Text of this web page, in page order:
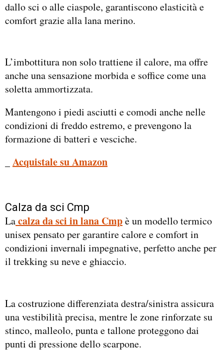
dallo sci o alle ciaspole, garantiscono elasticità e
comfort grazie alla lana merino.
L’imbottitura non solo trattiene il calore, ma offre
anche una sensazione morbida e soffice come una
soletta ammortizzata.
Mantengono i piedi asciutti e comodi anche nelle
condizioni di freddo estremo, e prevengono la
formazione di batteri e vesciche.
Acquistale su Amazon
Calza da sci Cmp
Lacalza da sci in lana Cmpè un modello termico
unisex pensato per garantire calore e comfort in
condizioni invernali impegnative, perfetto anche per
il trekking su neve e ghiaccio.
La costruzione differenziata destra/sinistra assicura
una vestibilità precisa, mentre le zone rinforzate su
stinco, malleolo, punta e tallone proteggono dai
punti di pressione dello scarpone.